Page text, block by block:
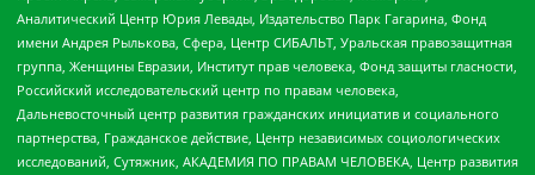
Аналитический Центр Юрия Левады, Издательство Парк Гагарина, Фонд
имени Андрея Рылькова, Сфера, Центр СИБАЛЬТ, Уральская правозащитная
группа, Женщины Евразии, Институт прав человека, Фонд защиты гласности,
Российский исследовательский центр по правам человека,
Дальневосточный центр развития гражданских инициатив и социального
партнерства, Гражданское действие, Центр независимых социологических
исследований, Сутяжник, АКАДЕМИЯ ПО ПРАВАМ ЧЕЛОВЕКА, Центр развития